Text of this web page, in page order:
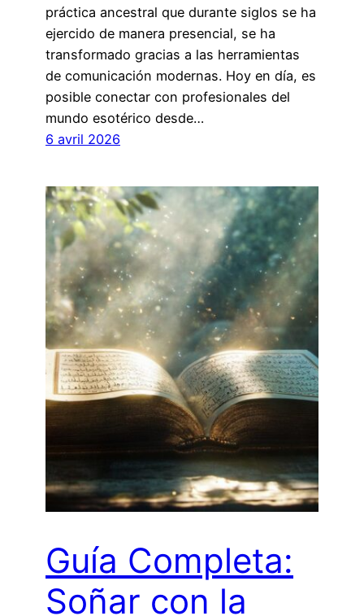
práctica ancestral que durante siglos se ha
ejercido de manera presencial, se ha
transformado gracias a las herramientas
de comunicación modernas. Hoy en día, es
posible conectar con profesionales del
mundo esotérico desde…
6 avril 2026
Guía Completa:
Soñar con la